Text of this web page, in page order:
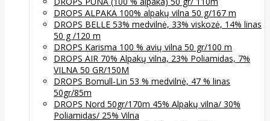
DROPS ALPAKA 100% alpakų vilna 50 g/167 m
DROPS BELLE 53% medvilnė, 33% viskozė, 14% linas
50 g /120 m
DROPS Karisma 100 % avių vilna 50 gr/100 m
DROPS AIR 70% Alpakų vilna, 23% Poliamidas, 7%
VILNA 50 GR/150M
DROPS Bomull-Lin 53 % medvilnė, 47 % linas
50gr/85m
DROPS Nord 50gr/170m 45% Alpakų vilna/ 30%
Poliamidas/ 25% Vilna